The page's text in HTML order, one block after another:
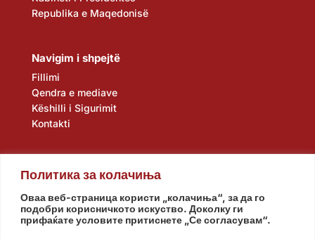
Политика за колачиња
Оваа веб-страница користи „колачиња“, за да го
подобри корисничкото искуство. Доколку ги
прифаќате условите притиснете „Се согласувам“.
Republika e Maqedonisë
Navigim i shpejtë
Fillimi
Qendra e mediave
Këshilli i Sigurimit
Kontakti